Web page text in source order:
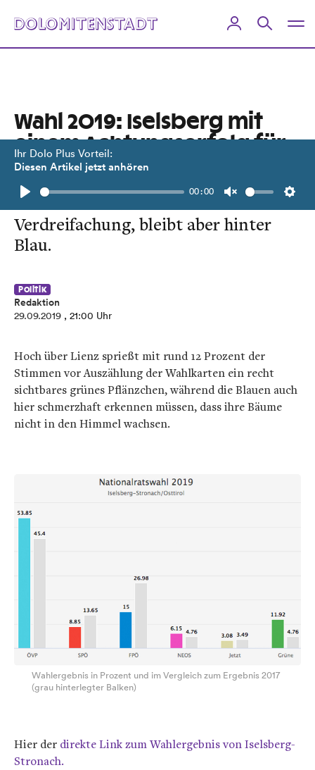
Ihr Dolo Plus Vorteil:
Diesen Artikel jetzt anhören
Play
00:00
Unmute
Wahl 2019: Iselsberg mit
einem Achtungserfolg für
Haidenberger
Der Grünkandidat schafft eine
Verdreifachung, bleibt aber hinter
Blau.
Politik
Redaktion
29.09.2019 , 21:00 Uhr
Hoch über Lienz sprießt mit rund 12 Prozent der
Stimmen vor Auszählung der Wahlkarten ein recht
sichtbares grünes Pflänzchen, während die Blauen auch
hier schmerzhaft erkennen müssen, dass ihre Bäume
nicht in den Himmel wachsen.
Wahlergebnis in Prozent und im Vergleich zum Ergebnis 2017
(grau hinterlegter Balken)
Hier der direkte Link zum Wahlergebnis von Iselsberg-
Stronach.